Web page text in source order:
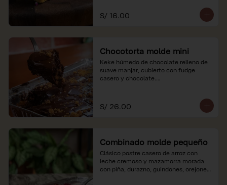
S/ 16.00
Chocotorta molde mini
Keke húmedo de chocolate relleno de
suave manjar, cubierto con fudge
casero y chocolate.
soles e incluyen impuestos de ley y
recargo al consumo. Imagenes
S/ 26.00
Combinado molde pequeño
Clásico postre casero de arroz con
leche cremoso y mazamorra morada
con piña, durazno, guindones, orejones